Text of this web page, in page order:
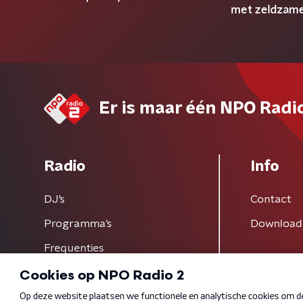
met
Er is maar één NPO
Radio
DJ’s
Programma's
Frequenties
Info
Contact